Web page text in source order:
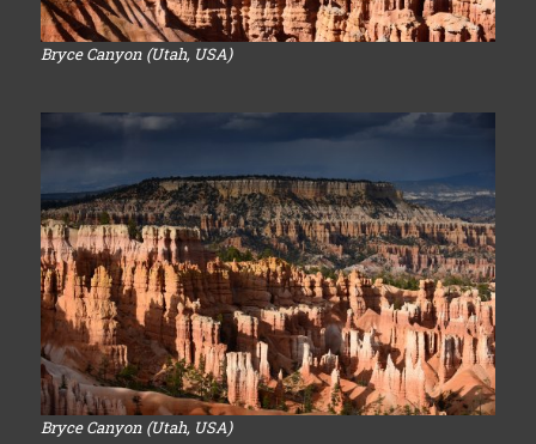
Bryce Canyon (Utah, USA)
Bryce Canyon (Utah, USA)